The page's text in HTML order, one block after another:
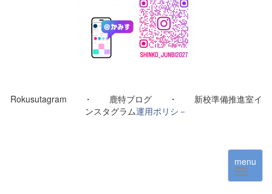
Rokusutagram ・ 鹿特ブログ ・ 新校準備推進室イ
ンスタグラム運用ポリシ－
menu